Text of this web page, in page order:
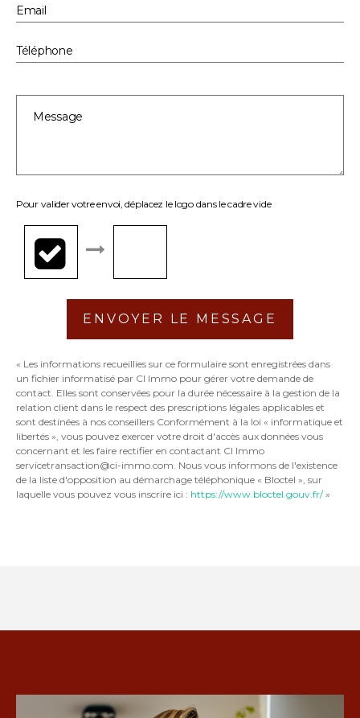
Pour valider votre envoi, déplacez le logo dans le cadre vide
ENVOYER LE MESSAGE
« Les informations recueillies sur ce formulaire sont enregistrées dans
un fichier informatisé par CI Immo pour gérer votre demande de
contact. Elles sont conservées pour la durée nécessaire à la gestion de la
relation client dans le respect des prescriptions légales applicables et
sont destinées à nos conseillers Conformément à la loi « informatique et
libertés », vous pouvez exercer votre droit d'accès aux données vous
concernant et les faire rectifier en contactant CI Immo
servicetransaction@ci-immo.com. Nous vous informons de l'existence
de la liste d'opposition au démarchage téléphonique « Bloctel », sur
laquelle vous pouvez vous inscrire ici : https://www.bloctel.gouv.fr/»